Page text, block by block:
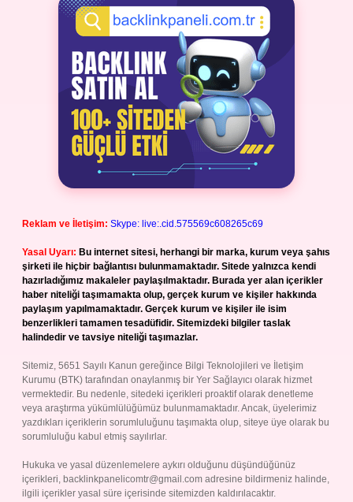
Reklam ve İletişim: Skype: live:.cid.575569c608265c69
Yasal Uyarı: Bu internet sitesi, herhangi bir marka, kurum veya şahıs
şirketi ile hiçbir bağlantısı bulunmamaktadır. Sitede yalnızca kendi
hazırladığımız makaleler paylaşılmaktadır. Burada yer alan içerikler
haber niteliği taşımamakta olup, gerçek kurum ve kişiler hakkında
paylaşım yapılmamaktadır. Gerçek kurum ve kişiler ile isim
benzerlikleri tamamen tesadüfidir. Sitemizdeki bilgiler taslak
halindedir ve tavsiye niteliği taşımazlar.
Sitemiz, 5651 Sayılı Kanun gereğince Bilgi Teknolojileri ve İletişim
Kurumu (BTK) tarafından onaylanmış bir Yer Sağlayıcı olarak hizmet
vermektedir. Bu nedenle, sitedeki içerikleri proaktif olarak denetleme
veya araştırma yükümlülüğümüz bulunmamaktadır. Ancak, üyelerimiz
yazdıkları içeriklerin sorumluluğunu taşımakta olup, siteye üye olarak bu
sorumluluğu kabul etmiş sayılırlar.
Hukuka ve yasal düzenlemelere aykırı olduğunu düşündüğünüz
içerikleri, backlinkpanelicomtr@gmail.com adresine bildirmeniz halinde,
ilgili içerikler yasal süre içerisinde sitemizden kaldırılacaktır.